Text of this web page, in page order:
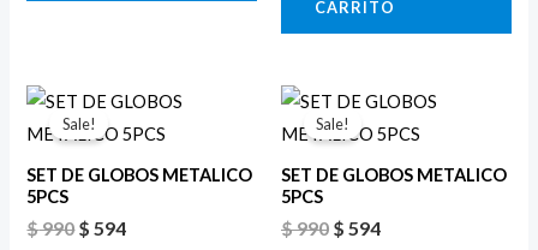
CARRITO
Sale!
SET DE GLOBOS METALICO
5PCS
$990
El
precio
original
era:
$ 594
El
actual
es:
Sale!
SET DE GLOBOS METALICO
5PCS
$990
El
precio
original
era:
$ 594
El
actual
es: